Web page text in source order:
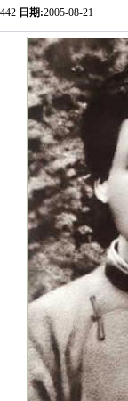
442 日期:2005-08-21